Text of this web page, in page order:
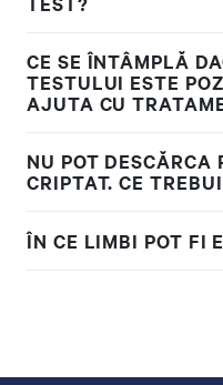
CE SE ÎNTÂMPLĂ
TESTULUI ESTE
AJUTA CU
NU POT DESCĂRCA
CRIPTAT. CE
ÎN CE LIMBI POT FI